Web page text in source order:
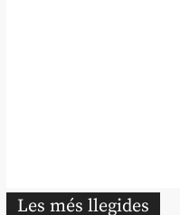
Les més llegides